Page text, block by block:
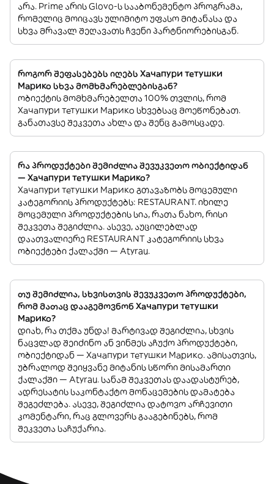
არა. Prime არის Glovo-ს სააბონემენტო პროგრამა,
რომელიც მოიცავს ულიმიტო უფასო მიტანასა და
სხვა მრავალ შეღავათს ჩვენი პარტნიორებისგან.
როგორ შეფასებებს იღებს Хачапури тетушки
Марико სხვა მომხმარებლებისგან?
ობიექტის მომხმარებელთა 100% თვლის, რომ
Хачапури тетушки Марико სხვებსაც მოეწონებათ.
განათავსე შეკვეთა ახლა და შენც გამოსცადე.
რა პროდუქტები შემიძლია შევუკვეთო ობიექტიდან
— Хачапури тетушки Марико?
Хачапури тетушки Марико გთავაზობს მოცემული
კატეგორიის პროდუქტებს: RESTAURANT. იხილე
მოცემული პროდუქტების სია, რათა ნახო, რისი
შეკვეთა შეგიძლია. ასევე, აუცილებლად
დაათვალიერე RESTAURANT კატეგორიის სხვა
ობიექტები ქალაქში — Atyrau.
თუ შემიძლია, სხვისთვის შევუკვეთო პროდუქტები,
რომ მათაც დააგემოვნონ Хачапури тетушки
Марико?
დიახ, რა თქმა უნდა! მარტივად შეგიძლია, სხვის
ნაცვლად შეიძინო ან ვინმეს აჩუქო პროდუქტები,
ობიექტიდან — Хачапури тетушки Марико. ამისათვის,
უბრალოდ შეიყვანე მიტანის სწორი მისამართი
ქალაქში — Atyrau. სანამ შეკვეთას დაადასტურებ,
ადრესატის საკონტაქტო მონაცემების დამატება
შეგეძლება. ასევე, შეგიძლია დატოვო არჩევითი
კომენტარი, რაც გლოვერს გააგებინებს, რომ
შეკვეთა საჩუქარია.